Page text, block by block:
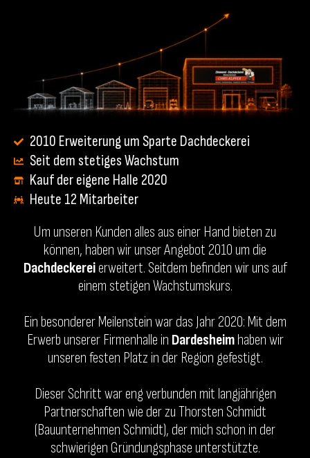
2010 Erweiterung um Sparte Dachdeckerei
Seit dem stetiges Wachstum
Kauf der eigene Halle 2020
Heute 12 Mitarbeiter
Um unseren Kunden alles aus einer Hand bieten zu
können, haben wir unser Angebot 2010 um die
Dachdeckereierweitert. Seitdem befinden wir uns auf
einem stetigen Wachstumskurs.
Ein besonderer Meilenstein war das Jahr 2020: Mit dem
Erwerb unserer Firmenhalle in Dardesheimhaben wir
unseren festen Platz in der Region gefestigt.
Dieser Schritt war eng verbunden mit langjährigen
Partnerschaften wie der zu Thorsten Schmidt
(Bauunternehmen Schmidt), der mich schon in der
schwierigen Gründungsphase unterstützte.